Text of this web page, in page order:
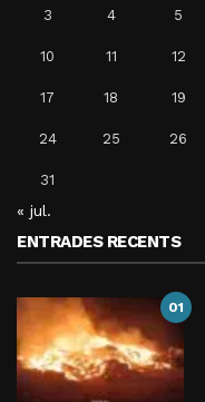
3 4 5
10 11 12
17 18 19
24 25 26
31
« jul.
ENTRADES RECENTS
01